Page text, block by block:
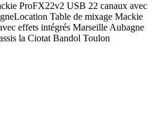
ProFX22v2 USB 22 canaux avec
Table de mixage Mackie
effets intégrés Marseille Aubagne
la Ciotat Bandol Toulon